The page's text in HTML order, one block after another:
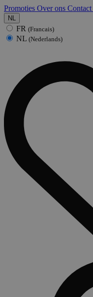
Promoties Over ons Contact
NL
FR (Francais)
NL (Nederlands)